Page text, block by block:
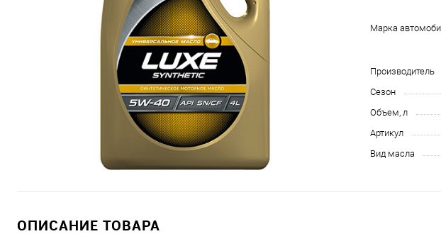
Марка
Производитель
Сезон
Объем, л
Артикул
Вид масла
ОПИСАНИЕ ТОВАРА